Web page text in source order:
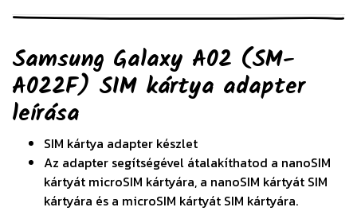
Samsung Galaxy A02 (SM-
A022F) SIM kártya adapter
leírása
SIM kártya adapter készlet
Az adapter segítségével átalakíthatod a nanoSIM
kártyát microSIM kártyára, a nanoSIM kártyát SIM
kártyára és a microSIM kártyát SIM kártyára.